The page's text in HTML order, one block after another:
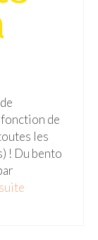
de
les
! Du bento